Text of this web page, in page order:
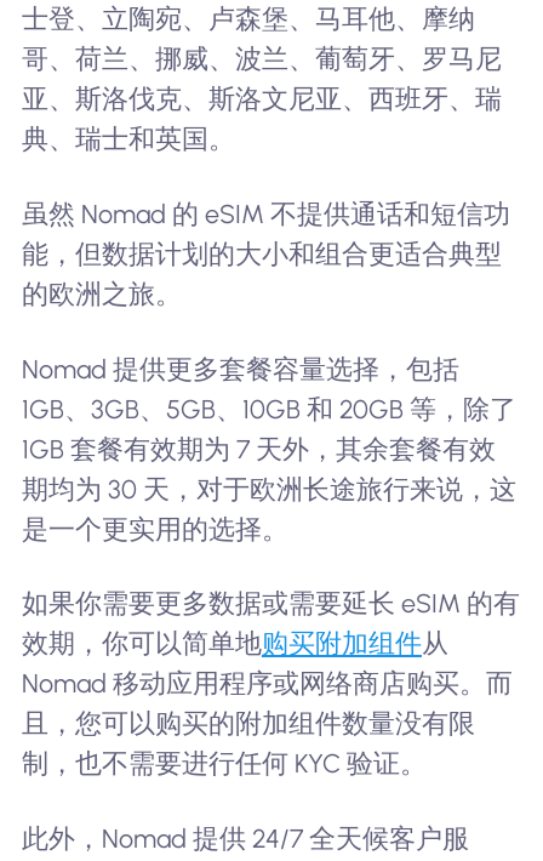
士登、立陶宛、卢森堡、马耳他、摩纳
哥、荷兰、挪威、波兰、葡萄牙、罗马尼
亚、斯洛伐克、斯洛文尼亚、西班牙、瑞
典、瑞士和英国。
虽然 Nomad 的 eSIM 不提供通话和短信功
能，但数据计划的大小和组合更适合典型
的欧洲之旅。
Nomad 提供更多套餐容量选择，包括
1GB、3GB、5GB、10GB 和 20GB 等，除了
1GB 套餐有效期为 7 天外，其余套餐有效
期均为 30 天，对于欧洲长途旅行来说，这
是一个更实用的选择。
如果你需要更多数据或需要延长 eSIM 的有
效期，你可以简单地购买附加组件从
Nomad 移动应用程序或网络商店购买。而
且，您可以购买的附加组件数量没有限
制，也不需要进行任何 KYC 验证。
此外，Nomad 提供 24/7 全天候客户服